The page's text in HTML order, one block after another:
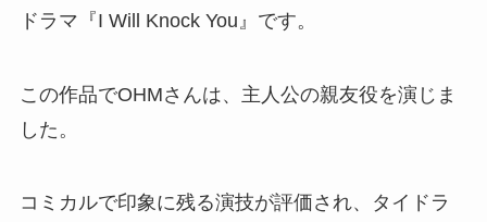
ドラマ『I Will Knock You』です。
この作品でOHMさんは、主人公の親友役を演じま
した。
コミカルで印象に残る演技が評価され、タイドラ